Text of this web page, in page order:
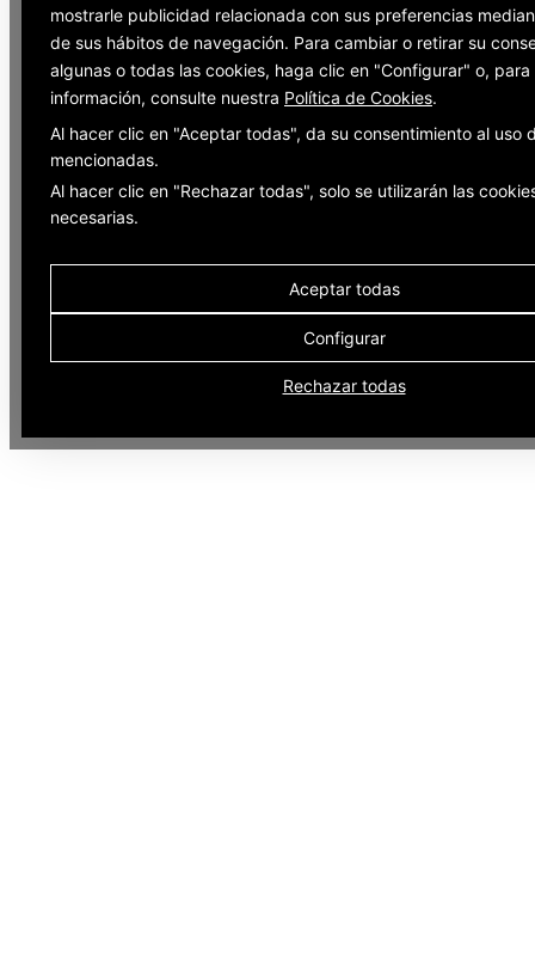
mostrarle publicidad relacionada con sus preferencias
de sus hábitos de navegación. Para cambiar o retirar su
algunas o todas las cookies, haga clic en "Configurar" o, para
información, consulte nuestra Política de Cookies.
Al hacer clic en "Aceptar todas", da su consentimiento al uso
mencionadas.
Al hacer clic en "Rechazar todas", solo se utilizarán las
necesarias.
Aceptar todas
Configurar
Rechazar todas